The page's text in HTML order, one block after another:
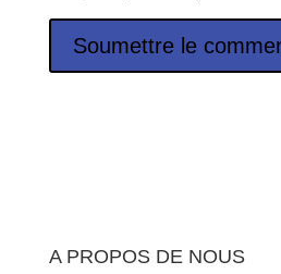
Soumettre le
A PROPOS DE NOUS